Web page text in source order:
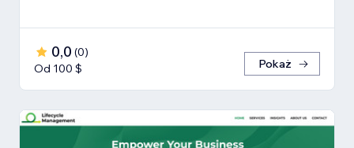
0,0 (0)
Od 100 $
Pokaż